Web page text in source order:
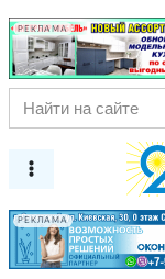
РЕКЛАМА
РЕКЛАМА